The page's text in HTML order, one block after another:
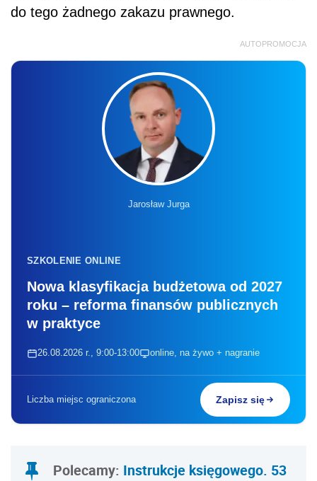
do tego żadnego zakazu prawnego.
AUTOPROMOCJA
Jarosław Jurga
SZKOLENIE ONLINE
Nowa klasyfikacja budżetowa od 2027
roku – reforma finansów publicznych
w praktyce
26.08.2026 r., 9:00-13:00 online, na żywo + nagranie
Liczba miejsc ograniczona Zapisz się
Polecamy: Instrukcje księgowego. 53